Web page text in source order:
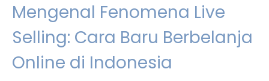
Mengenal Fenomena Live
Selling: Cara Baru Berbelanja
Online di Indonesia